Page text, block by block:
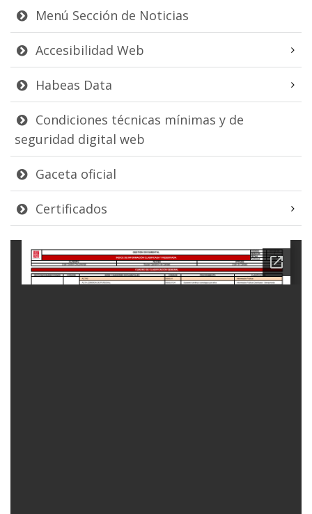
Menú Sección de Noticias
Accesibilidad Web
Habeas Data
Condiciones técnicas mínimas y de
seguridad digital web
Gaceta oficial
Certificados